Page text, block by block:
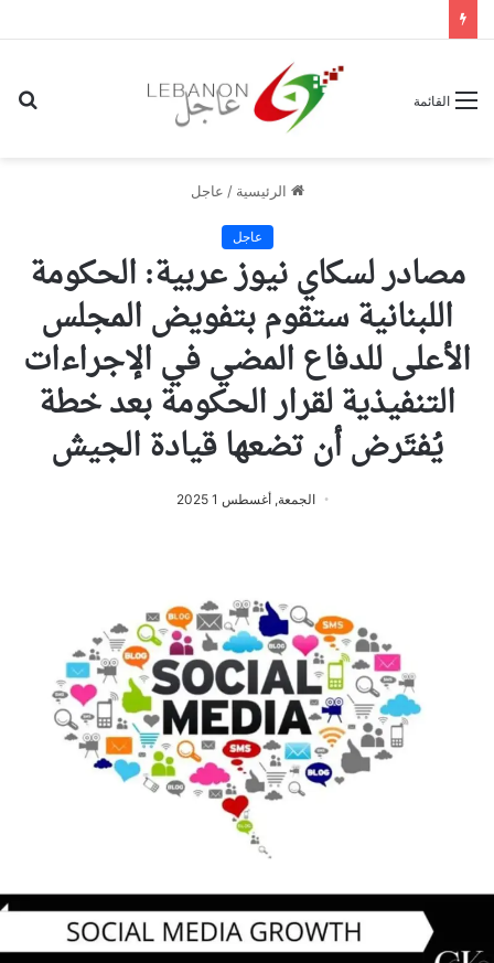
القائمة
الرئيسية / عاجل
عاجل
مصادر لسكاي نيوز عربية: الحكومة
اللبنانية ستقوم بتفويض المجلس
الأعلى للدفاع المضي في الإجراءات
التنفيذية لقرار الحكومة بعد خطة
يُفتَرض أن تضعها قيادة الجيش
الجمعة, أغسطس 1 2025